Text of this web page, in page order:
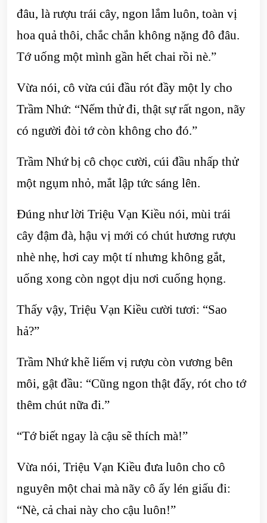
đâu, là rượu trái cây, ngon lắm luôn, toàn vị
hoa quả thôi, chắc chắn không nặng đô đâu.
Tớ uống một mình gần hết chai rồi nè.”
Vừa nói, cô vừa cúi đầu rót đầy một ly cho
Trầm Nhứ: “Nếm thử đi, thật sự rất ngon, nãy
có người đòi tớ còn không cho đó.”
Trầm Nhứ bị cô chọc cười, cúi đầu nhấp thử
một ngụm nhỏ, mắt lập tức sáng lên.
Đúng như lời Triệu Vạn Kiều nói, mùi trái
cây đậm đà, hậu vị mới có chút hương rượu
nhè nhẹ, hơi cay một tí nhưng không gắt,
uống xong còn ngọt dịu nơi cuống họng.
Thấy vậy, Triệu Vạn Kiều cười tươi: “Sao
hả?”
Trầm Nhứ khẽ liếm vị rượu còn vương bên
môi, gật đầu: “Cũng ngon thật đấy, rót cho tớ
thêm chút nữa đi.”
“Tớ biết ngay là cậu sẽ thích mà!”
Vừa nói, Triệu Vạn Kiều đưa luôn cho cô
nguyên một chai mà nãy cô ấy lén giấu đi:
“Nè, cả chai này cho cậu luôn!”